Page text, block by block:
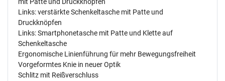
Links: verstärkte Schenkeltasche mit Patte und
Druckknöpfen
Links: Smartphonetasche mit Patte und Klette auf
Schenkeltasche
Ergonomische Linienführung für mehr Bewegungsfreiheit
Vorgeformtes Knie in neuer Optik
Schlitz mit Reißverschluss